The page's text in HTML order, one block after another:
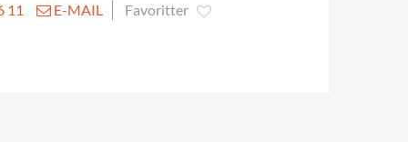
Ø450 x H390 mm
11 E-MAIL Favoritter